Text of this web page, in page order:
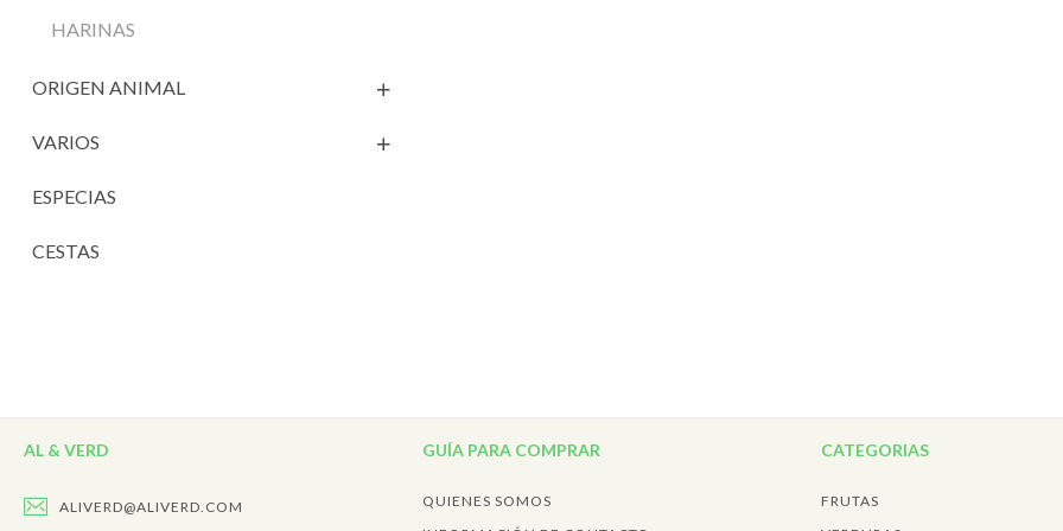
HARINAS
ORIGEN ANIMAL
VARIOS
ESPECIAS
CESTAS
AL & VERD
ALIVERD@ALIVERD.COM
GUÍA PARA COMPRAR
QUIENES SOMOS
CATEGORIAS
FRUTAS